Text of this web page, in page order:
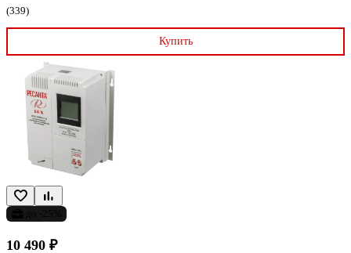
(339)
Купить
10 490 ₽